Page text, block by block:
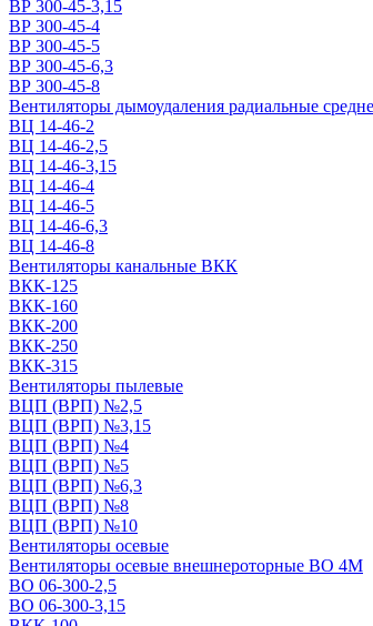
ВР 300-45-3,15
ВР 300-45-4
ВР 300-45-5
ВР 300-45-6,3
ВР 300-45-8
Вентиляторы дымоудаления радиальные
ВЦ 14-46-2
ВЦ 14-46-2,5
ВЦ 14-46-3,15
ВЦ 14-46-4
ВЦ 14-46-5
ВЦ 14-46-6,3
ВЦ 14-46-8
Вентиляторы канальные ВКК
ВКК-125
ВКК-160
ВКК-200
ВКК-250
ВКК-315
Вентиляторы пылевые
ВЦП (ВРП) №2,5
ВЦП (ВРП) №3,15
ВЦП (ВРП) №4
ВЦП (ВРП) №5
ВЦП (ВРП) №6,3
ВЦП (ВРП) №8
ВЦП (ВРП) №10
Вентиляторы осевые
Вентиляторы осевые внешнероторные ВО 4М
ВО 06-300-2,5
ВО 06-300-3,15